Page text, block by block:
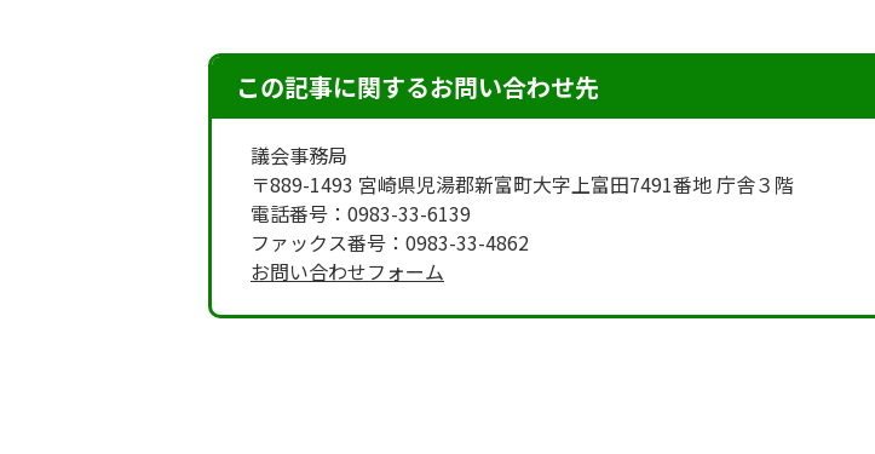
この記事に関するお問い合わせ先
議会事務局
〒889-1493 宮崎県児湯郡新富町大字上富田7491番地 庁舎３階
電話番号：0983-33-6139
ファックス番号：0983-33-4862
お問い合わせフォーム